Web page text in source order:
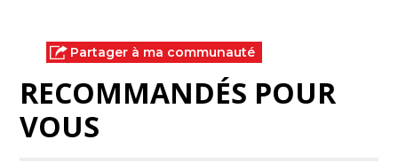
Partager à ma communauté
RECOMMANDÉS POUR
VOUS